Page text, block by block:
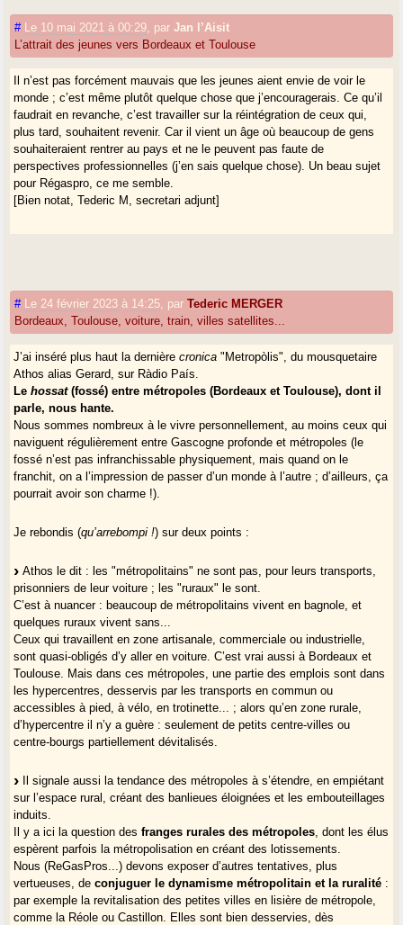
# Le 10 mai 2021 à 00:29 parJan l’Aisit
L’attrait des jeunes vers Bordeaux et Toulouse
Il n’est pas forcément mauvais que les jeunes aient envie de voir le
monde ; c’est même plutôt quelque chose que j’encouragerais. Ce qu’il
faudrait en revanche, c’est travailler sur la réintégration de ceux qui,
plus tard, souhaitent revenir. Car il vient un âge où beaucoup de gens
souhaiteraient rentrer au pays et ne le peuvent pas faute de
perspectives professionnelles (j’en sais quelque chose). Un beau sujet
pour Régaspro, ce me semble.
[Bien notat, Tederic M, secretari adjunt]
# Le 24 février 2023 à 14:25 parTederic MERGER
Bordeaux, Toulouse, voiture, train, villes satellites...
J’ai inséré plus haut la dernièrecronica "Metropòlis", du mousquetaire
Athos alias Gerard, sur Ràdio País.
Lehossat(fossé) entre métropoles (Bordeaux et Toulouse), dont il
parle, nous hante.
Nous sommes nombreux à le vivre personnellement, au moins ceux qui
naviguent régulièrement entre Gascogne profonde et métropoles (le
fossé n’est pas infranchissable physiquement, mais quand on le
franchit, on a l’impression de passer d’un monde à l’autre ; d’ailleurs, ça
pourrait avoir son charme !).
Je rebondis (qu’arrebompi !) sur deux points :
Athos le dit : les "métropolitains" ne sont pas, pour leurs transports,
prisonniers de leur voiture ; les "ruraux" le sont.
C’est à nuancer : beaucoup de métropolitains vivent en bagnole, et
quelques ruraux vivent sans...
Ceux qui travaillent en zone artisanale, commerciale ou industrielle,
sont quasi-obligés d’y aller en voiture. C’est vrai aussi à Bordeaux et
Toulouse. Mais dans ces métropoles, une partie des emplois sont dans
les hypercentres, desservis par les transports en commun ou
accessibles à pied, à vélo, en trotinette... ; alors qu’en zone rurale,
d’hypercentre il n’y a guère : seulement de petits centre-villes ou
centre-bourgs partiellement dévitalisés.
Il signale aussi la tendance des métropoles à s’étendre, en empiétant
sur l’espace rural, créant des banlieues éloignées et les embouteillages
induits.
Il y a ici la question desfranges rurales des métropoles , dont les élus
espèrent parfois la métropolisation en créant des lotissements.
Nous (ReGasPros...) devons exposer d’autres tentatives, plus
vertueuses, deconjuguer le dynamisme métropolitain et la ruralité :
par exemple la revitalisation des petites villes en lisière de métropole,
comme la Réole ou Castillon. Elles sont bien desservies, dès